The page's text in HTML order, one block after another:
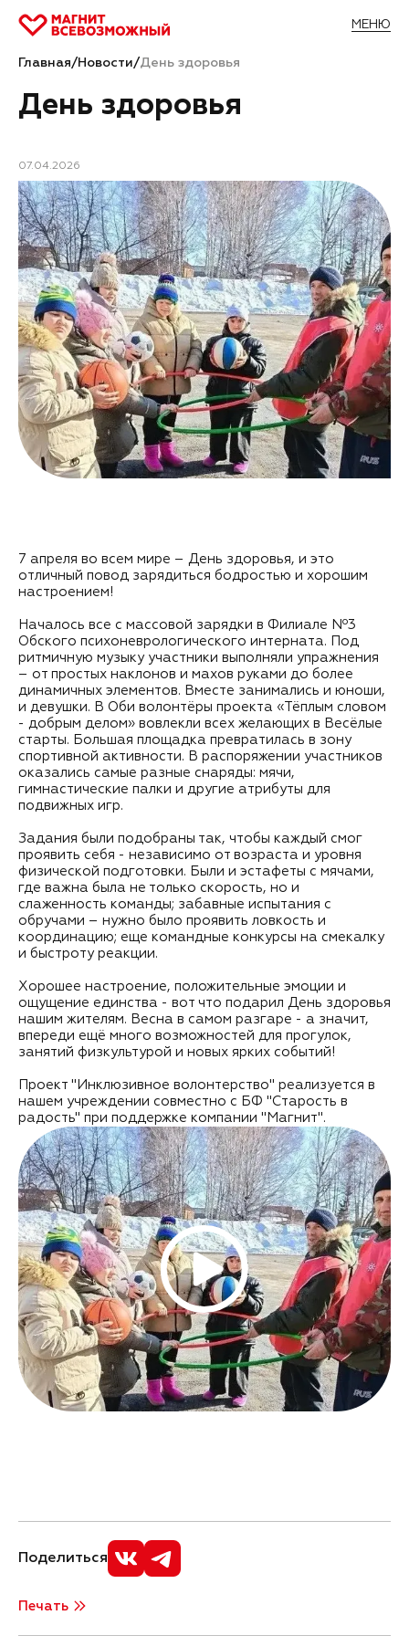
МЕНЮ
Главная/Новости/День здоровья
День здоровья
07.04.2026
7 апреля во всем мире – День здоровья, и это
отличный повод зарядиться бодростью и хорошим
настроением!
Началось все с массовой зарядки в Филиале Nº3
Обского психоневрологического интерната. Под
ритмичную музыку участники выполняли упражнения
– от простых наклонов и махов руками до более
динамичных элементов. Вместе занимались и юноши,
и девушки. В Оби волонтёры проекта «Тёплым словом
- добрым делом» вовлекли всех желающих в Весёлые
старты. Большая площадка превратилась в зону
спортивной активности. В распоряжении участников
оказались самые разные снаряды: мячи,
гимнастические палки и другие атрибуты для
подвижных игр.
Задания были подобраны так, чтобы каждый смог
проявить себя - независимо от возраста и уровня
физической подготовки. Были и эстафеты с мячами,
где важна была не только скорость, но и
слаженность команды; забавные испытания с
обручами – нужно было проявить ловкость и
координацию; еще командные конкурсы на смекалку
и быстроту реакции.
Хорошее настроение, положительные эмоции и
ощущение единства - вот что подарил День здоровья
нашим жителям. Весна в самом разгаре - а значит,
впереди ещё много возможностей для прогулок,
занятий физкультурой и новых ярких событий!
Проект "Инклюзивное волонтерство" реализуется в
нашем учреждении совместно с БФ "Старость в
радость" при поддержке компании "Магнит".
Печать
Поделиться